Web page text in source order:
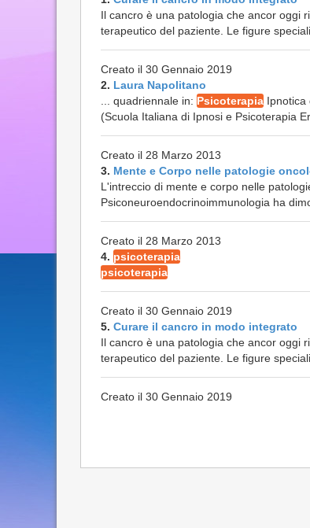
Il cancro è una patologia che ancor oggi
terapeutico del paziente. Le figure
Creato il 30 Gennaio 2019
2. Laura Napolitano
... quadriennale in: Psicoterapia Ipnotica
(Scuola Italiana di Ipnosi e Psicoterapia
Creato il 28 Marzo 2013
3. Mente e Corpo nelle patologie
L'intreccio di mente e corpo nelle
Psiconeuroendocrinoimmunologia ha
Creato il 28 Marzo 2013
4. psicoterapia
psicoterapia
Creato il 30 Gennaio 2019
5. Curare il cancro in modo integrato
Il cancro è una patologia che ancor oggi
terapeutico del paziente. Le figure
Creato il 30 Gennaio 2019